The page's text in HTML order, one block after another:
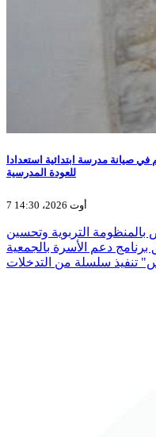
مدرسة ابتدائية استعدادا
للعودة المدرسية
7 أوت 2026، 14:30
التربوية وتحسين
دعم الأسرة بالجمعية